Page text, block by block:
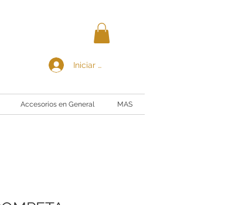
Iniciar sesión
Accesorios en General MAS